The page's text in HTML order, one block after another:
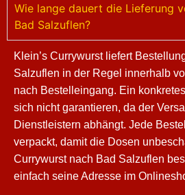
Wie lange dauert die Lieferung
Bad Salzuflen?
Klein’s Currywurst liefert
Salzuflen in der Regel innerhalb
nach Bestelleingang. Ein
sich nicht garantieren, da der
Dienstleistern abhängt. Jede
verpackt, damit die Dosen
Currywurst nach Bad Salzuflen
einfach seine Adresse im